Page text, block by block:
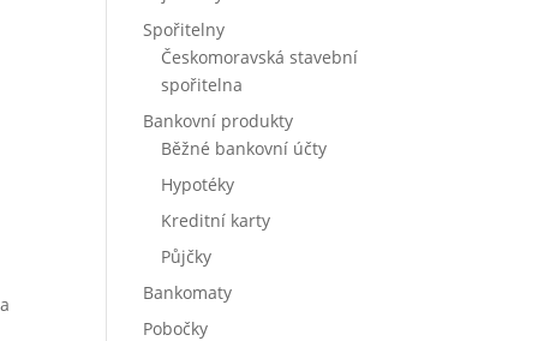
Spořitelny
Českomoravská stavební
spořitelna
Bankovní produkty
Běžné bankovní účty
Hypotéky
Kreditní karty
Půjčky
Bankomaty
Pobočky